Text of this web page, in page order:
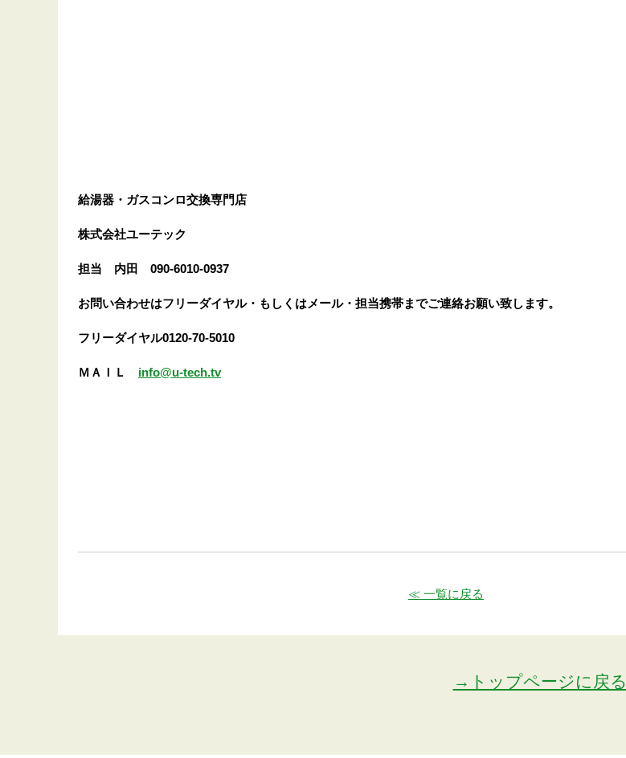
給湯器・ガスコンロ交換専門店
株式会社ユーテック
担当 内田 090-6010-0937
お問い合わせはフリーダイヤル・もしくはメール・担当携帯までご連絡お願い致します。
フリーダイヤル0120-70-5010
ＭＡＩＬ info@u-tech.tv
≪ 一覧に戻る
→トップページに戻る